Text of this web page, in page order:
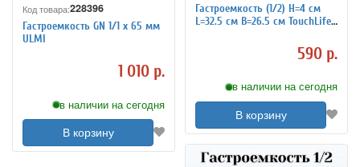
Код товара:228396
Гастроемкость GN 1/1 х 65 мм
ULMI
1 010 р.
в наличии на сегодня
В корзину
Гастроемкость (1/2) H=4 см
L=32.5 см B=26.5 см TouchLife
590 р.
в наличии на сегодня
В корзину